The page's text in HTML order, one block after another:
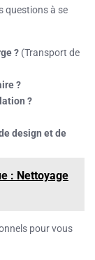
questions à se
? (Transport de
?
?
design et de
: Nettoyage
pour vous